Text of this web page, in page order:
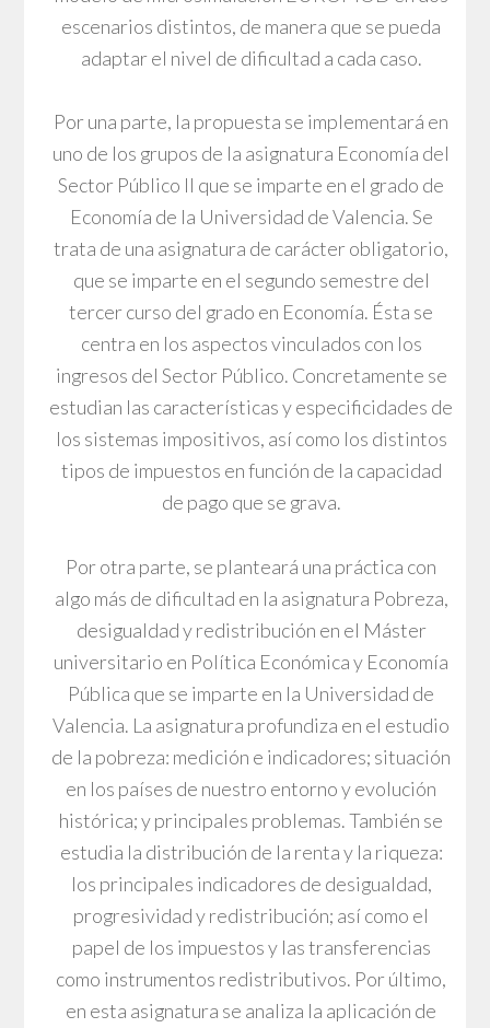
escenarios distintos, de manera que se pueda
adaptar el nivel de dificultad a cada caso.
Por una parte, la propuesta se implementará en
uno de los grupos de la asignatura Economía del
Sector Público II que se imparte en el grado de
Economía de la Universidad de Valencia. Se
trata de una asignatura de carácter obligatorio,
que se imparte en el segundo semestre del
tercer curso del grado en Economía. Ésta se
centra en los aspectos vinculados con los
ingresos del Sector Público. Concretamente se
estudian las características y especificidades de
los sistemas impositivos, así como los distintos
tipos de impuestos en función de la capacidad
de pago que se grava.
Por otra parte, se planteará una práctica con
algo más de dificultad en la asignatura Pobreza,
desigualdad y redistribución en el Máster
universitario en Política Económica y Economía
Pública que se imparte en la Universidad de
Valencia. La asignatura profundiza en el estudio
de la pobreza: medición e indicadores; situación
en los países de nuestro entorno y evolución
histórica; y principales problemas. También se
estudia la distribución de la renta y la riqueza:
los principales indicadores de desigualdad,
progresividad y redistribución; así como el
papel de los impuestos y las transferencias
como instrumentos redistributivos. Por último,
en esta asignatura se analiza la aplicación de